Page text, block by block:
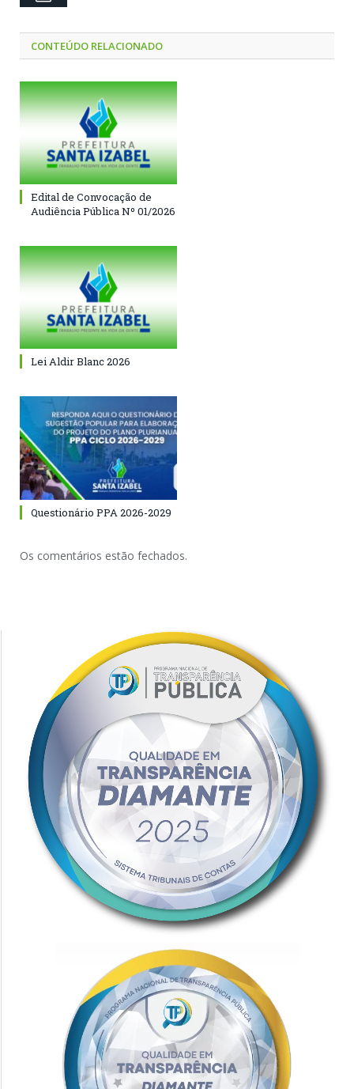
CONTEÚDO RELACIONADO
Edital de Convocação de
Audiência Pública Nº 01/2026
Lei Aldir Blanc 2026
Questionário PPA 2026-2029
Os comentários estão fechados.